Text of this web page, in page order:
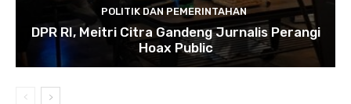
POLITIK DAN PEMERINTAHAN
DPR RI, Meitri Citra Gandeng Jurnalis Perangi
Hoax Public